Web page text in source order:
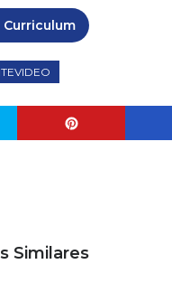
Curriculum
Similares